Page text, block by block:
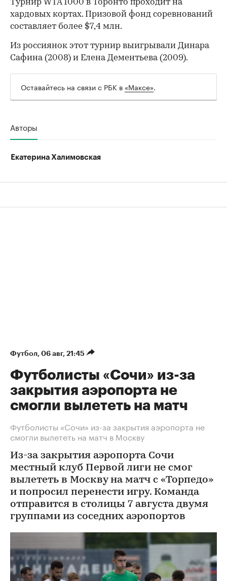
00:00 00:00
Турнир WTA 1000 в Торонто проходит на
хардовых кортах. Призовой фонд соревнований
составляет более $7,4 млн.
Из россиянок этот турнир выигрывали Динара
Сафина (2008) и Елена Дементьева (2009).
Оставайтесь на связи с РБК в «Максе».
Авторы
Екатерина Халимовская
Футбол⁠, 06 авг, 21:45
Футболисты «Сочи» из-за
закрытия аэропорта не
смогли вылететь на матч
Футболисты «Сочи» из-за закрытия аэропорта не
смогли вылететь на матч в Москву
Из-за закрытия аэропорта Сочи
местный клуб Первой лиги не смог
вылететь в Москву на матч с «Торпедо»
и попросил перенести игру. Команда
отправится в столицы 7 августа двумя
группами из соседних аэропортов